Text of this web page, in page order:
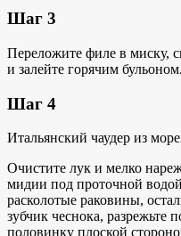
Шаг 3
Переложите филе в миску,
и залейте горячим
Шаг 4
Итальянский чаудер из
Очистите лук и мелко
мидии под проточной
расколотые раковины,
зубчик чеснока, разрежьте
половинку плоской